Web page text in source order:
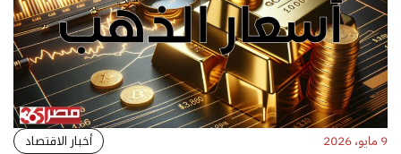
9 مايو، 2026 أخبار الاقتصاد